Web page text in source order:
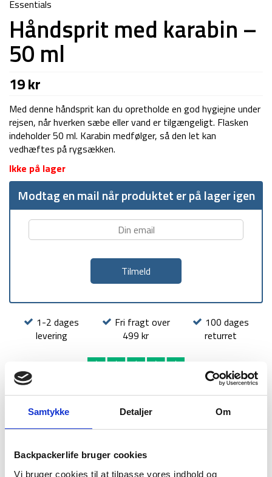
Samtykke Detaljer Om
Backpackerlife bruger cookies
Vi bruger cookies til at tilpasse vores indhold og
Essentials
Håndsprit med karabin –
50 ml
19kr
Med denne håndsprit kan du opretholde en god hygiejne under
rejsen, når hverken sæbe eller vand er tilgængeligt. Flasken
indeholder 50 ml. Karabin medfølger, så den let kan
vedhæftes på rygsækken.
Ikke på lager
Modtag en mail når produktet er på lager igen
1-2 dages
levering
Fri fragt over
499 kr
100 dages
returret
BESKRIVELSE BRAND FAQ
Når man backpacker, trekker eller generelt er på farten er det
vigtigt at opretholde en god hygiejne. Denne håndsprit til